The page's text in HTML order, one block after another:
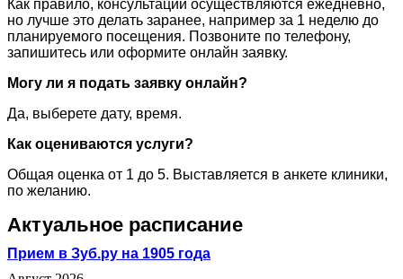
Как правило, консультации осуществляются ежедневно,
но лучше это делать заранее, например за 1 неделю до
планируемого посещения. Позвоните по телефону,
запишитесь или оформите онлайн заявку.
Могу ли я подать заявку онлайн?
Да, выберете дату, время.
Как оцениваются услуги?
Общая оценка от 1 до 5. Выставляется в анкете клиники,
по желанию.
Актуальное расписание
Прием в Зуб.ру на 1905 года